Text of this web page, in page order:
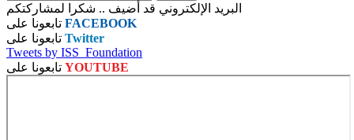
البريد الإلكتروني قد أضيف .. شكرا لمشاركتكم
FACEBOOK
Twitter
Tweets by ISS_Foundation
YOUTUBE